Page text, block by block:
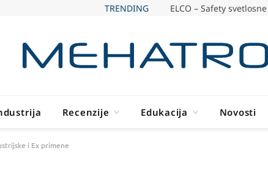
TRENDING ELCO – Safety
Recenzije Edukacija Novosti
i Ex primene